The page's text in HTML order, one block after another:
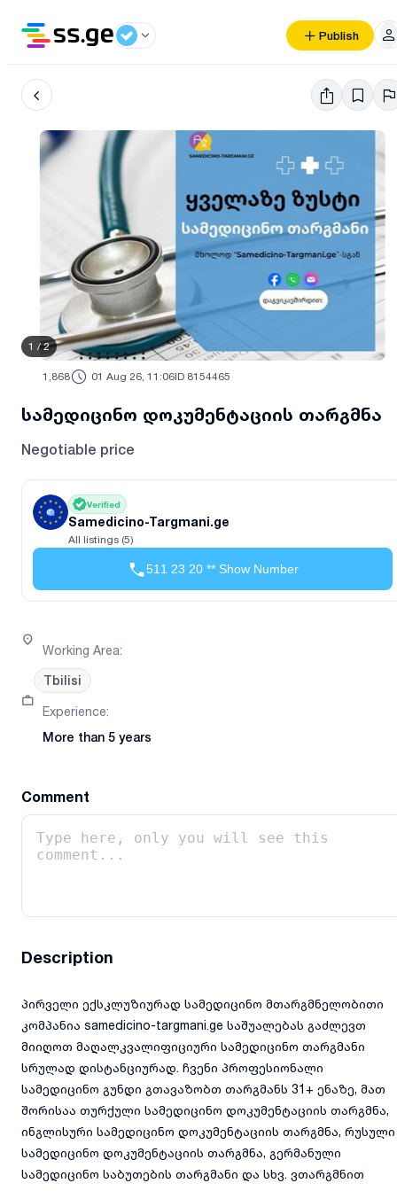
Publish
1 / 2
1,868 01 Aug 26, 11:06ID 8154465
სამედიცინო დოკუმენტაციის თარგმნა
Negotiable price
Verified
Samedicino-Targmani.ge
All listings (5)
511 23 20 ** Show Number
Working Area:
Tbilisi
Experience:
More than 5 years
Comment
Description
პირველი ექსკლუზიურად სამედიცინო მთარგმნელობითი
კომპანია samedicino-targmani.ge საშუალებას გაძლევთ
მიიღოთ მაღალკვალიფიციური სამედიცინო თარგმანი
სრულად დისტანციურად. ჩვენი პროფესიონალი
სამედიცინო გუნდი გთავაზობთ თარგმანს 31+ ენაზე, მათ
შორისაა თურქული სამედიცინო დოკუმენტაციის თარგმნა,
ინგლისური სამედიცინო დოკუმენტაციის თარგმნა, რუსული
სამედიცინო დოკუმენტაციის თარგმნა, გერმანული
სამედიცინო საბუთების თარგმანი და სხვ. ვთარგმნით